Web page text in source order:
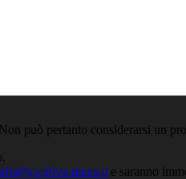
può pertanto considerarsi un
mens.it e saranno